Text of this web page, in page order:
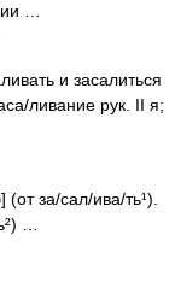
…
и засалиться
ливание рук. II я;
за/сал/ива/ть¹).
…